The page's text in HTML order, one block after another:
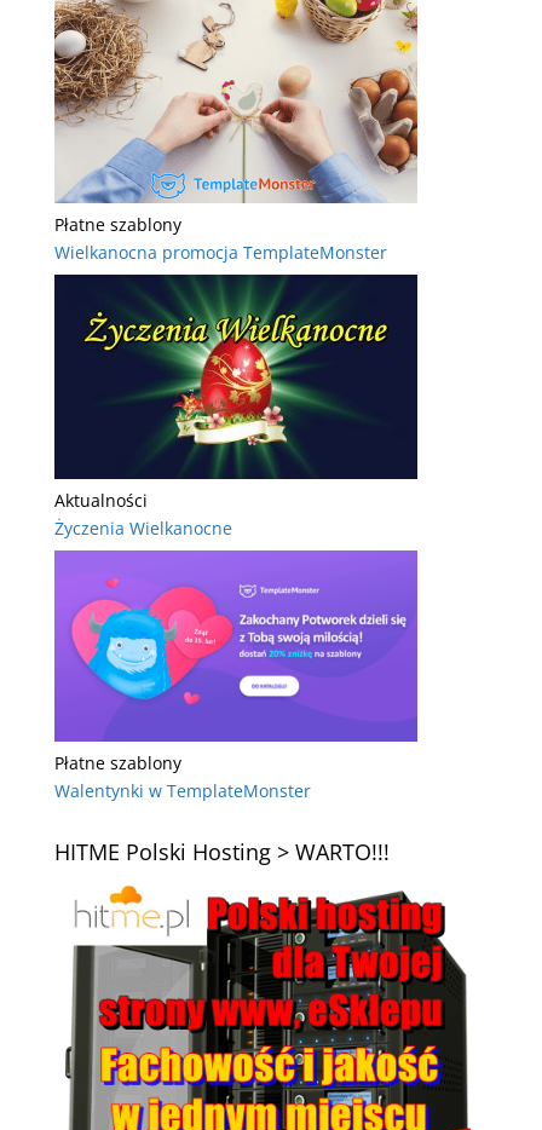
Płatne szablony
Wielkanocna promocja TemplateMonster
Aktualności
Życzenia Wielkanocne
Płatne szablony
Walentynki w TemplateMonster
HITME Polski Hosting > WARTO!!!